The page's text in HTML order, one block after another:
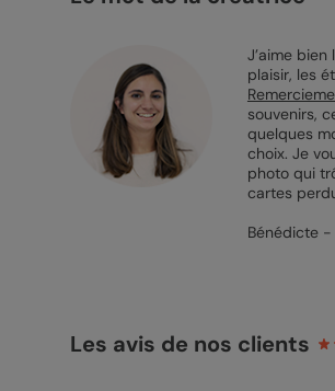
J’aime
plaisir, les
souvenirs,
quelques
choix. Je
photo qui
cartes
Bénédicte -
Les avis de nos clients